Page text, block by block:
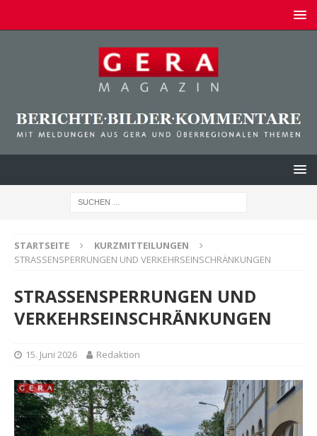
STARTSEITE
KURZMITTEILUNGEN
STRASSENSPERRUNGEN UND VERKEHRSEINSCHRÄNKUNGEN
STRASSENSPERRUNGEN UND
VERKEHRSEINSCHRÄNKUNGEN
15. Juni 2026 Redaktion